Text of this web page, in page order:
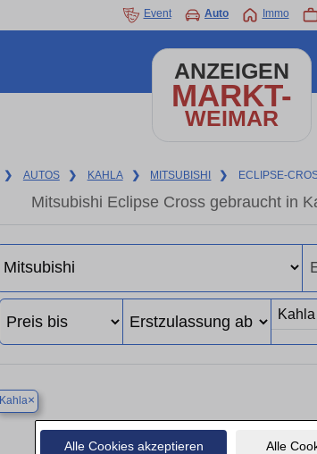
Alle Cookies akzeptieren Alle
Event Auto Immo
ANZEIGEN
MARKT-
WEIMAR
❯ AUTOS ❯ KAHLA ❯ MITSUBISHI ❯ ECLIPSE-
Mitsubishi Eclipse Cross gebraucht in
Kahla×
Finden Sie in Kahla